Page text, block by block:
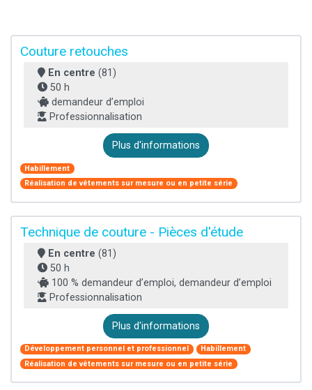
Couture retouches
En centre (81)
50 h
demandeur d’emploi
Professionnalisation
Plus d'informations
Habillement
Réalisation de vêtements sur mesure ou en petite série
Technique de couture - Pièces d'étude
En centre (81)
50 h
100 % demandeur d’emploi, demandeur d’emploi
Professionnalisation
Plus d'informations
Développement personnel et professionnel
Habillement
Réalisation de vêtements sur mesure ou en petite série